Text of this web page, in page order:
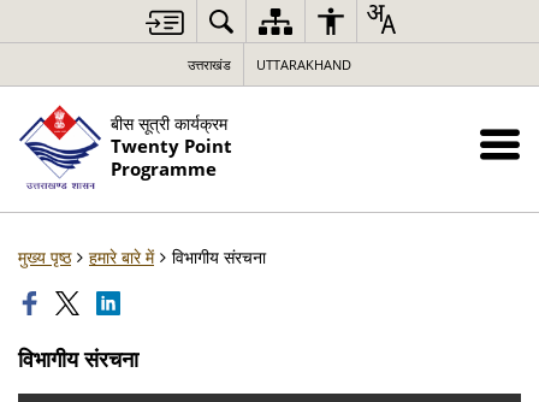
उत्तराखंड UTTARAKHAND
बीस सूत्री कार्यक्रम
Twenty Point
Programme
मुख्य पृष्ठ हमारे बारे में विभागीय संरचना
विभागीय संरचना